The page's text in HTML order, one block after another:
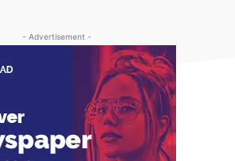
- Advertisement -